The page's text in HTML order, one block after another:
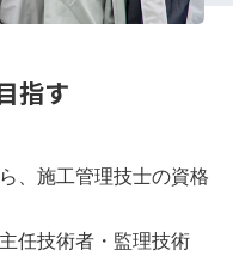
指す
、施工管理技士の資格
任技術者・監理技術